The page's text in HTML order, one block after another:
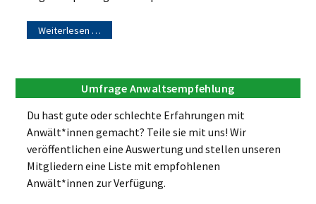
Weiterlesen …
Umfrage Anwaltsempfehlung
Du hast gute oder schlechte Erfahrungen mit
Anwält*innen gemacht? Teile sie mit uns! Wir
veröffentlichen eine Auswertung und stellen unseren
Mitgliedern eine Liste mit empfohlenen
Anwält*innen zur Verfügung.